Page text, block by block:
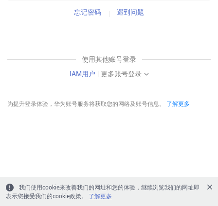
忘记密码 遇到问题
使用其他账号登录
IAM用户 | 更多账号登录
为提升登录体验，华为账号服务将获取您的网络及账号信息。 了解更多
我们使用cookie来改善我们的网址和您的体验，继续浏览我们的网址即
表示您接受我们的cookie政策。
了解更多